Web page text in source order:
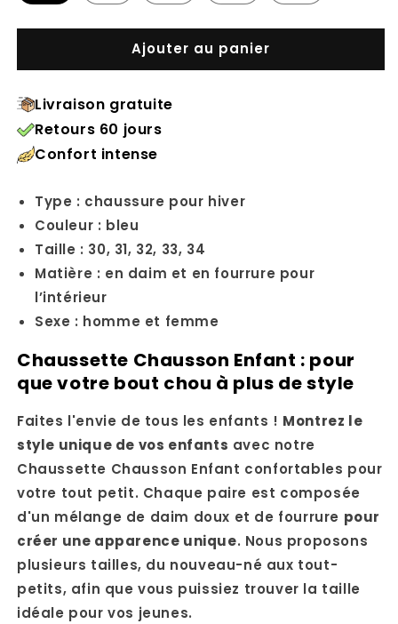
Ajouter au panier
Livraison gratuite
Retours 60 jours
Confort intense
Type : chaussure pour hiver
Couleur : bleu
Taille : 30, 31, 32, 33, 34
Matière : en daim et en fourrure pour
l’intérieur
Sexe : homme et femme
Chaussette Chausson Enfant : pour
que votre bout chou à plus de style
Faites l'envie de tous les enfants ! Montrez le
style unique de vos enfants avec notre
Chaussette Chausson Enfant confortables pour
votre tout petit. Chaque paire est composée
d'un mélange de daim doux et de fourrure pour
créer une apparence unique. Nous proposons
plusieurs tailles, du nouveau-né aux tout-
petits, afin que vous puissiez trouver la taille
idéale pour vos jeunes.